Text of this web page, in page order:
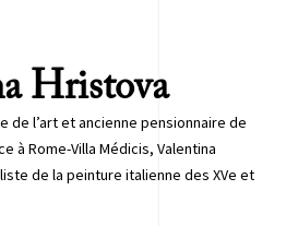
Hristova
de l’art et ancienne pensionnaire de
à Rome-Villa Médicis, Valentina
de la peinture italienne des XVe et